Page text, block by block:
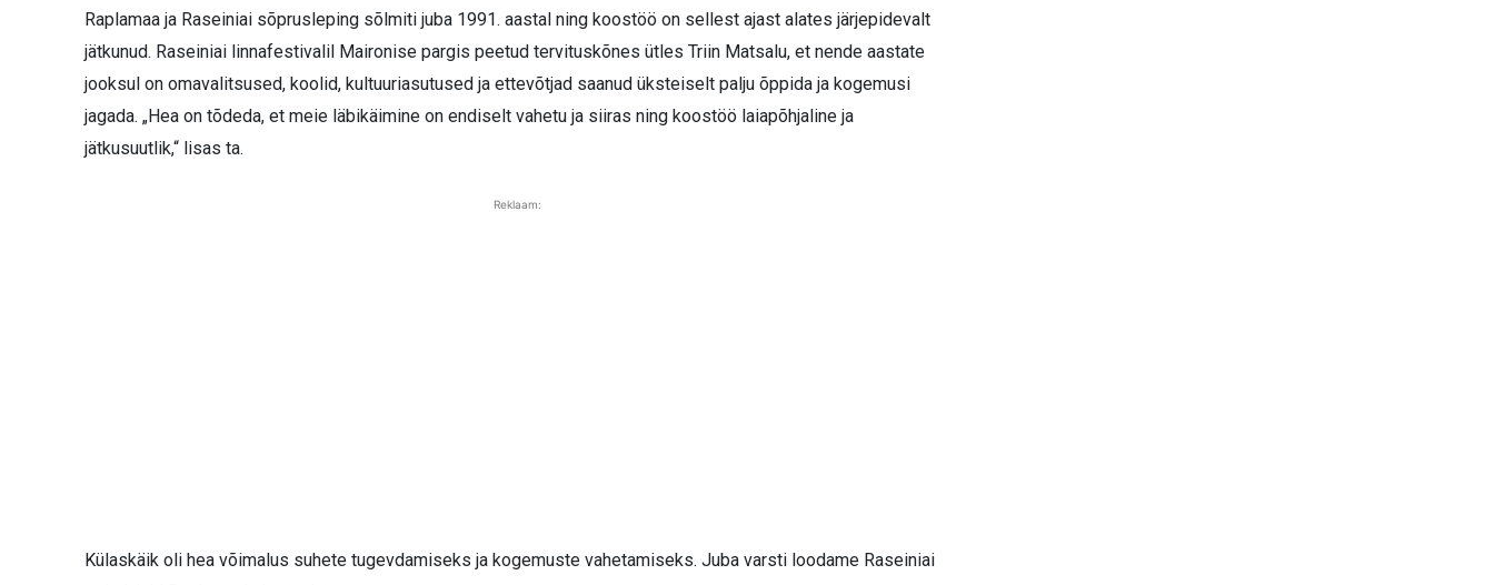
Raplamaa ja Raseiniai sõprusleping sõlmiti juba 1991. aastal ning koostöö on sellest ajast alates järjepidevalt
jätkunud. Raseiniai linnafestivalil Maironise pargis peetud tervituskõnes ütles Triin Matsalu, et nende aastate
jooksul on omavalitsused, koolid, kultuuriasutused ja ettevõtjad saanud üksteiselt palju õppida ja kogemusi
jagada. „Hea on tõdeda, et meie läbikäimine on endiselt vahetu ja siiras ning koostöö laiapõhjaline ja
jätkusuutlik,“ lisas ta.
Reklaam:
Külaskäik oli hea võimalus suhete tugevdamiseks ja kogemuste vahetamiseks. Juba varsti loodame Raseiniai